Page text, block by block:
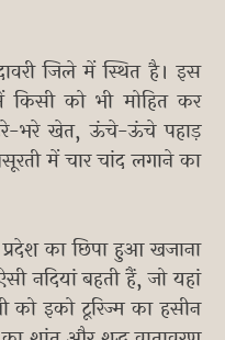
जिले में स्थित है। इस
को भी मोहित कर
भरे खेत, ऊंचे-ऊंचे पहाड़
में चार चांद लगाने का
का छिपा हुआ खजाना
नदियां बहती हैं, जो यहां
को इको टूरिज्म का हसीन